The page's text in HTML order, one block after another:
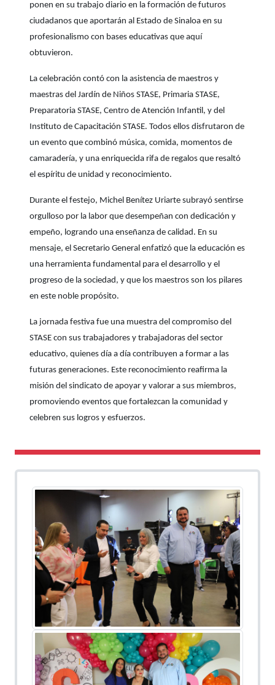
ponen en su trabajo diario en la formación de futuros
ciudadanos que aportarán al Estado de Sinaloa en su
profesionalismo con bases educativas que aquí
obtuvieron.
La celebración contó con la asistencia de maestros y
maestras del Jardín de Niños STASE, Primaria STASE,
Preparatoria STASE, Centro de Atención Infantil, y del
Instituto de Capacitación STASE. Todos ellos disfrutaron de
un evento que combinó música, comida, momentos de
camaradería, y una enriquecida rifa de regalos que resaltó
el espíritu de unidad y reconocimiento.
Durante el festejo, Michel Benítez Uriarte subrayó sentirse
orgulloso por la labor que desempeñan con dedicación y
empeño, logrando una enseñanza de calidad. En su
mensaje, el Secretario General enfatizó que la educación es
una herramienta fundamental para el desarrollo y el
progreso de la sociedad, y que los maestros son los pilares
en este noble propósito.
La jornada festiva fue una muestra del compromiso del
STASE con sus trabajadores y trabajadoras del sector
educativo, quienes día a día contribuyen a formar a las
futuras generaciones. Este reconocimiento reafirma la
misión del sindicato de apoyar y valorar a sus miembros,
promoviendo eventos que fortalezcan la comunidad y
celebren sus logros y esfuerzos.